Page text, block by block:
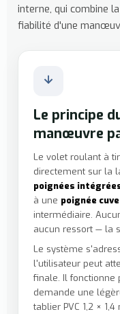
interne, qui combine
fiabilité d'une
Le principe
manœuvre
Le volet roulant à
directement sur la
poignées
à une poignée
intermédiaire.
aucun ressort — la
Le système
l'utilisateur peut
finale. Il fonctionne
demande une
tablier PVC 1,2 ×